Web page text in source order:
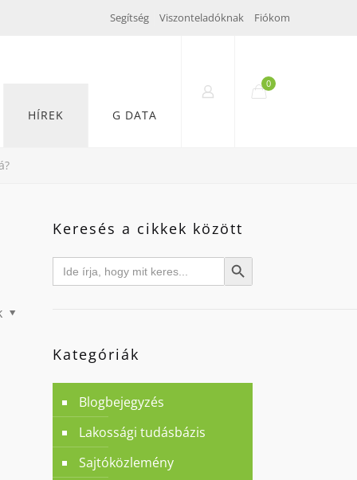
Segítség Viszonteladóknak Fiókom
HÍREK G DATA
0
Keresés a cikkek között
Search
for: Search Button
Kategóriák
Blogbejegyzés
Lakossági tudásbázis
Sajtóközlemény